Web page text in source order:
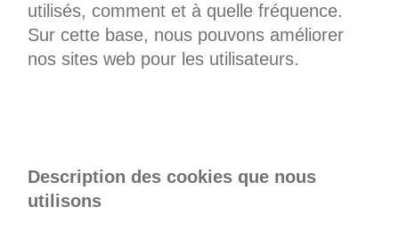
utilisés, comment et à quelle fréquence.
Sur cette base, nous pouvons améliorer
nos sites web pour les utilisateurs.
Description des cookies que nous
utilisons